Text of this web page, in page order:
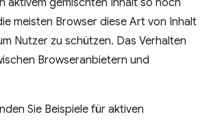
aktivem gemischten Inhalt so hoch
meisten Browser diese Art von Inhalt
Nutzer zu schützen. Das Verhalten
Browseranbietern und
Sie Beispiele für aktiven